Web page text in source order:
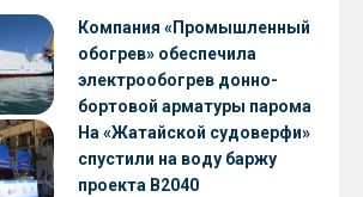
Компания «Промышленный
обогрев» обеспечила
электрообогрев донно-
бортовой арматуры парома
«Петропавловск» проекта
CNF22
На «Жатайской судоверфи»
спустили на воду баржу
проекта В2040